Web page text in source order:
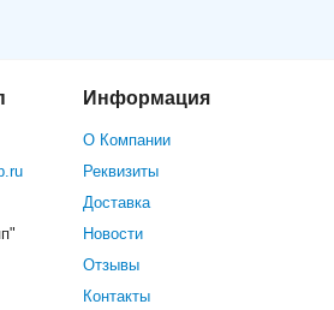
Информация
О Компании
Реквизиты
Доставка
Новости
Отзывы
Контакты